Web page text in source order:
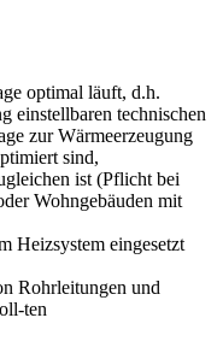
optimal läuft, d.h.
einstellbaren technischen
zur Wärmeerzeugung
sind,
ist (Pflicht bei
Wohngebäuden mit
Heizsystem eingesetzt
Rohrleitungen und
ten